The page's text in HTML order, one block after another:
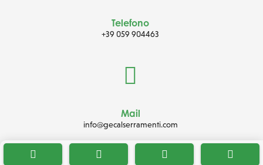
Telefono
+39 059 904463

Mail
info@gecalserramenti.com
   